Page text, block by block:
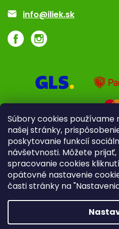
Súbory cookies používame
našej stránky,
poskytovanie funkcií
návšetvnosti. Môžete
spracovanie cookies
opätovné nastavenie
časti stránky na
info@iliek.sk
Pre firmy Poradenstvo
iliek.sk.